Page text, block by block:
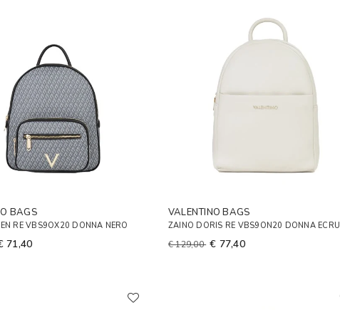
BAGS
RE VBS9OX20 DONNA NERO
71,40
VALENTINO BAGS
ZAINO DORIS RE VBS9ON20 DONNA ECRU
€ 129,00 € 77,40